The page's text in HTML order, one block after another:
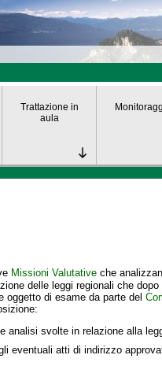
Trattazione in
aula
Missioni Valutative che
delle leggi regionali che
oggetto di esame da parte del
analisi svolte in relazione alla
eventuali atti di indirizzo